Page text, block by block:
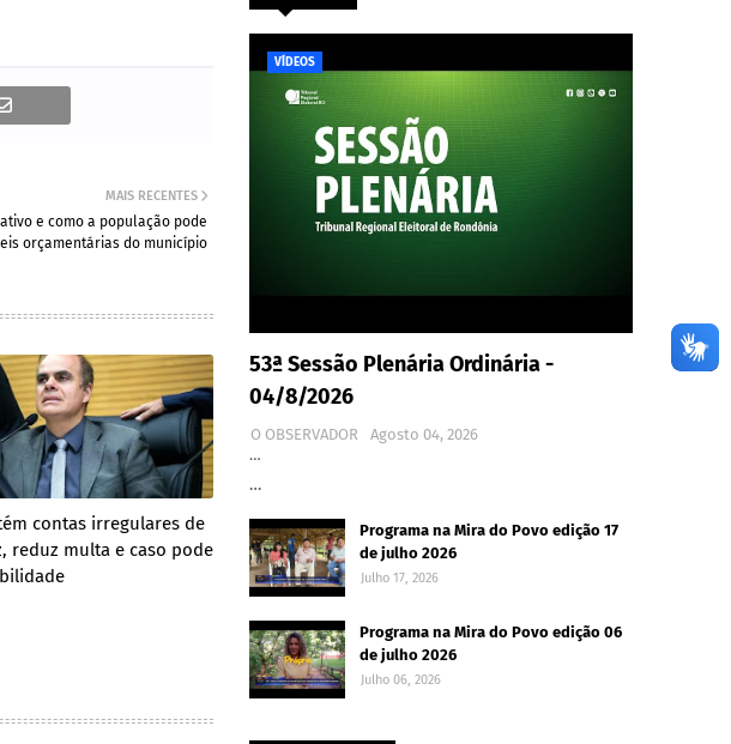
MAIS RECENTES
e como a população pode
orçamentárias do município
contas irregulares de
reduz multa e caso pode
VÍDEOS
53ª Sessão Plenária Ordinária -
04/8/2026
O OBSERVADOR
Agosto 04, 2026
…
…
Programa na Mira do Povo edição 17
de julho 2026
Julho 17, 2026
Programa na Mira do Povo edição 06
de julho 2026
Julho 06, 2026